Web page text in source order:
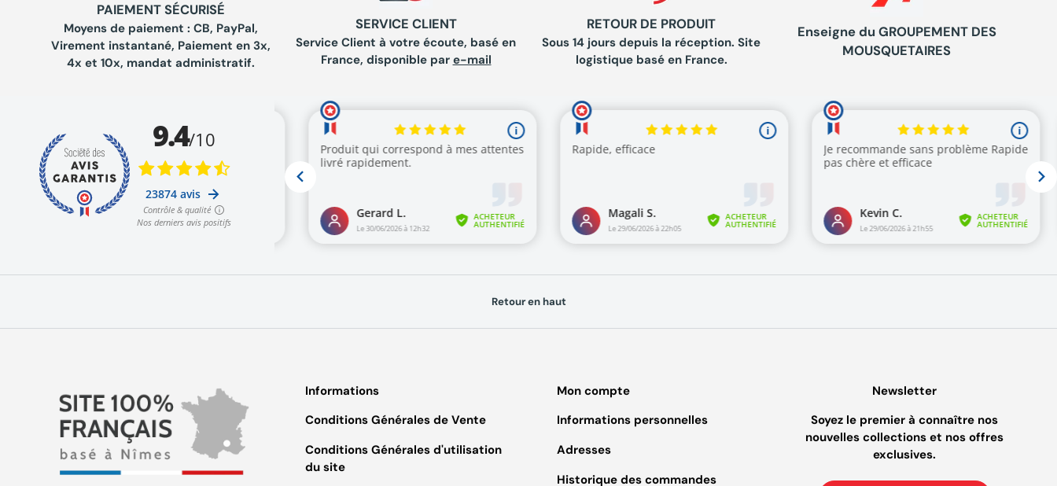
PAIEMENT SÉCURISÉ
Moyens de paiement : CB, PayPal,
Virement instantané, Paiement en 3x,
4x et 10x, mandat administratif.
SERVICE CLIENT
Service Client à votre écoute, basé en
France, disponible par e-mail
RETOUR DE PRODUIT
Sous 14 jours depuis la réception. Site
logistique basé en France.
Enseigne du GROUPEMENT DES
MOUSQUETAIRES
Retour en haut
Informations
Conditions Générales de Vente
Conditions Générales d'utilisation
du site
Mon compte
Informations personnelles
Adresses
Historique des commandes
Newsletter
Soyez le premier à connaître nos
nouvelles collections et nos offres
exclusives.